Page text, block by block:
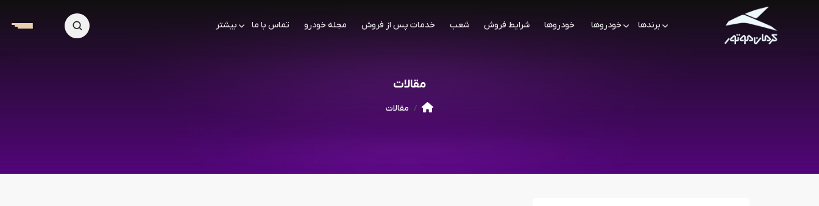
برندها خودروها خودروها شرایط فروش شعب خدمات پس از فروش مجله خودرو تماس با ما بیشتر
مقالات
مقالات